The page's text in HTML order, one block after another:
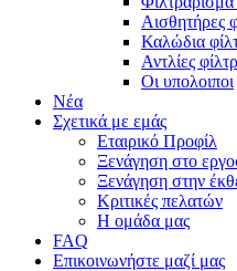
Αισθητήρες
Καλώδια
Αντλίες
Οι υπολοιποι
Νέα
Σχετικά με εμάς
Εταιρικό Προφίλ
Ξενάγηση στο
Ξενάγηση στην
Κριτικές πελατών
Η ομάδα μας
FAQ
Επικοινωνήστε μαζί μας